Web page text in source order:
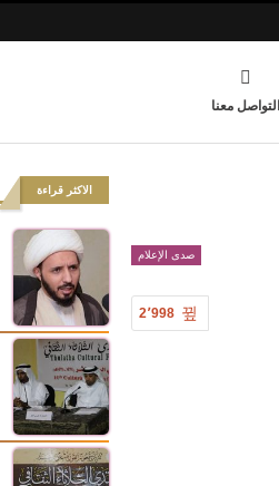
التواصل معنا
صدى الإعلام
2٬998
الاكثر قراءة